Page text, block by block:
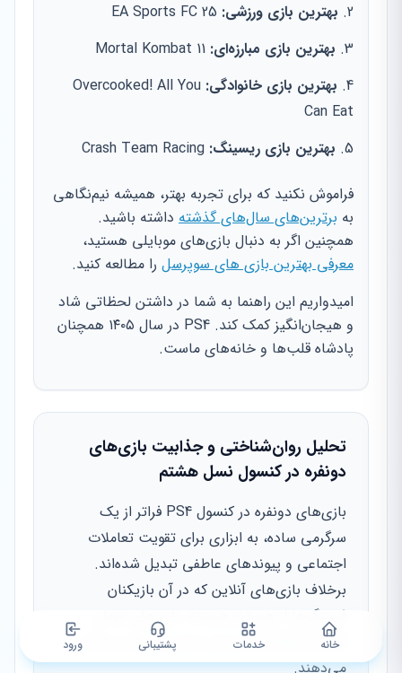
بهترین بازی ورزشی:
بهترین بازی مبارزه‌ای:
بهترین بازی خانوادگی: Overcooked! All You
Can Eat
بهترین بازی ریسینگ:
فراموش نکنید که برای تجربه بهتر، همیشه نیم‌نگاهی
به برترین‌های سال‌های گذشته داشته باشید.
همچنین اگر به دنبال بازی‌های موبایلی هستید،
معرفی بهترین بازی های سوپرسل را مطالعه کنید.
امیدواریم این راهنما به شما در داشتن لحظاتی شاد
و هیجان‌انگیز کمک کند. PS4 در سال ۱۴۰۵ همچنان
پادشاه قلب‌ها و خانه‌های ماست.
تحلیل روان‌شناختی و جذابیت بازی‌های
دونفره در کنسول نسل هشتم
بازی‌های دونفره در کنسول PS4 فراتر از یک
سرگرمی ساده، به ابزاری برای تقویت تعاملات
اجتماعی و پیوندهای عاطفی تبدیل شده‌اند.
برخلاف بازی‌های آنلاین که در آن بازیکنان
فرسنگ‌ها از هم دور هستند، بازی‌های محلی
(Local Co-op) تجربه‌ای ملموس و زنده را ارائه
می‌دهند.
خانه خدمات پشتیبانی ورود